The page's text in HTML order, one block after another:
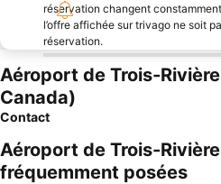
réservation changent
l’offre affichée sur trivago ne soit
réservation.
Aéroport de Trois-
Canada)
Contact
Aéroport de Trois-
fréquemment posées